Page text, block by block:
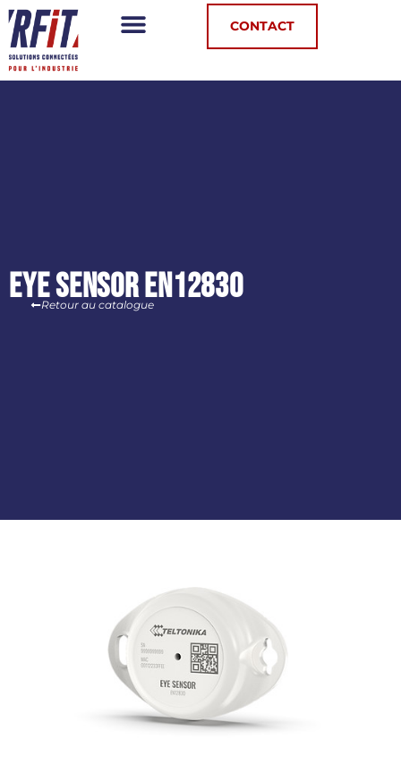
Panneau de gestion des cookies
CONTACT
Eye Sensor EN12830
Retour au catalogue